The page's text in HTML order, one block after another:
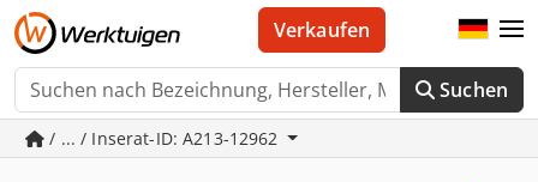
Suchen
Verkaufen
/ ... / Inserat-ID: A213-12962